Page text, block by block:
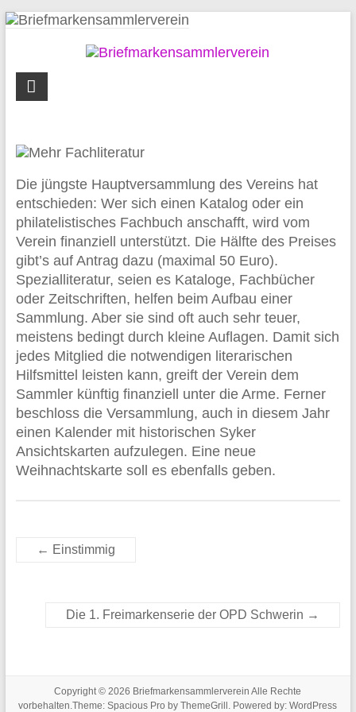
Zum
Umgebung
Die jüngste Hauptversammlung des Vereins hat
entschieden: Wer sich einen Katalog oder ein
philatelistisches Fachbuch anschafft, wird vom
Verein finanziell unterstützt. Die Hälfte des Preises
gibt’s auf Antrag dazu (maximal 50 Euro).
Spezialliteratur, seien es Kataloge, Fachbücher
oder Zeitschriften, helfen beim Aufbau einer
Sammlung. Aber sie sind oft auch sehr teuer,
meistens bedingt durch kleine Auflagen. Damit sich
jedes Mitglied die notwendigen literarischen
Hilfsmittel leisten kann, greift der Verein dem
Sammler künftig finanziell unter die Arme. Ferner
beschloss die Versammlung, auch in diesem Jahr
einen Kalender mit historischen Syker
Ansichtskarten aufzulegen. Eine neue
Weihnachtskarte soll es ebenfalls geben.
← Einstimmig
Die 1. Freimarkenserie der OPD Schwerin →
Copyright © 2026 Briefmarkensammlerverein Alle Rechte
vorbehalten.Theme:Spacious Pro by ThemeGrill. Powered by:WordPress